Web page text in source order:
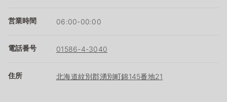
営業時間 06:00-00:00
電話番号 01586-4-3040
住所 北海道紋別郡湧別町錦145番地21